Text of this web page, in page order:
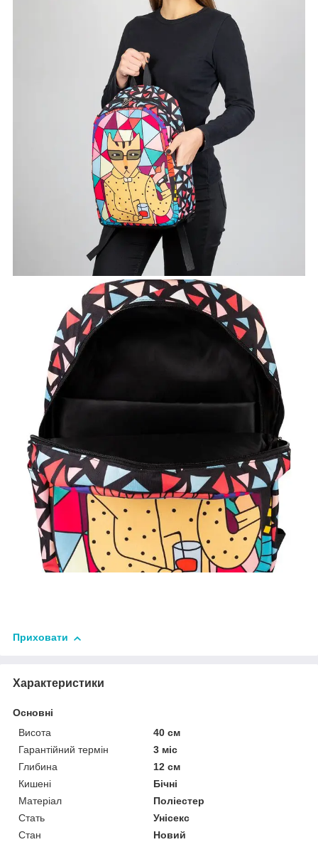
Приховати
Характеристики
Основні
Висота
40 см
Гарантійний термін
3 міс
Глибина
12 см
Кишені
Бічні
Матеріал
Поліестер
Стать
Унісекс
Стан
Новий